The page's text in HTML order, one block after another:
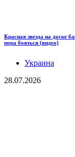
Красная звезда на доске
пора бояться (видео)
Украина
28.07.2026